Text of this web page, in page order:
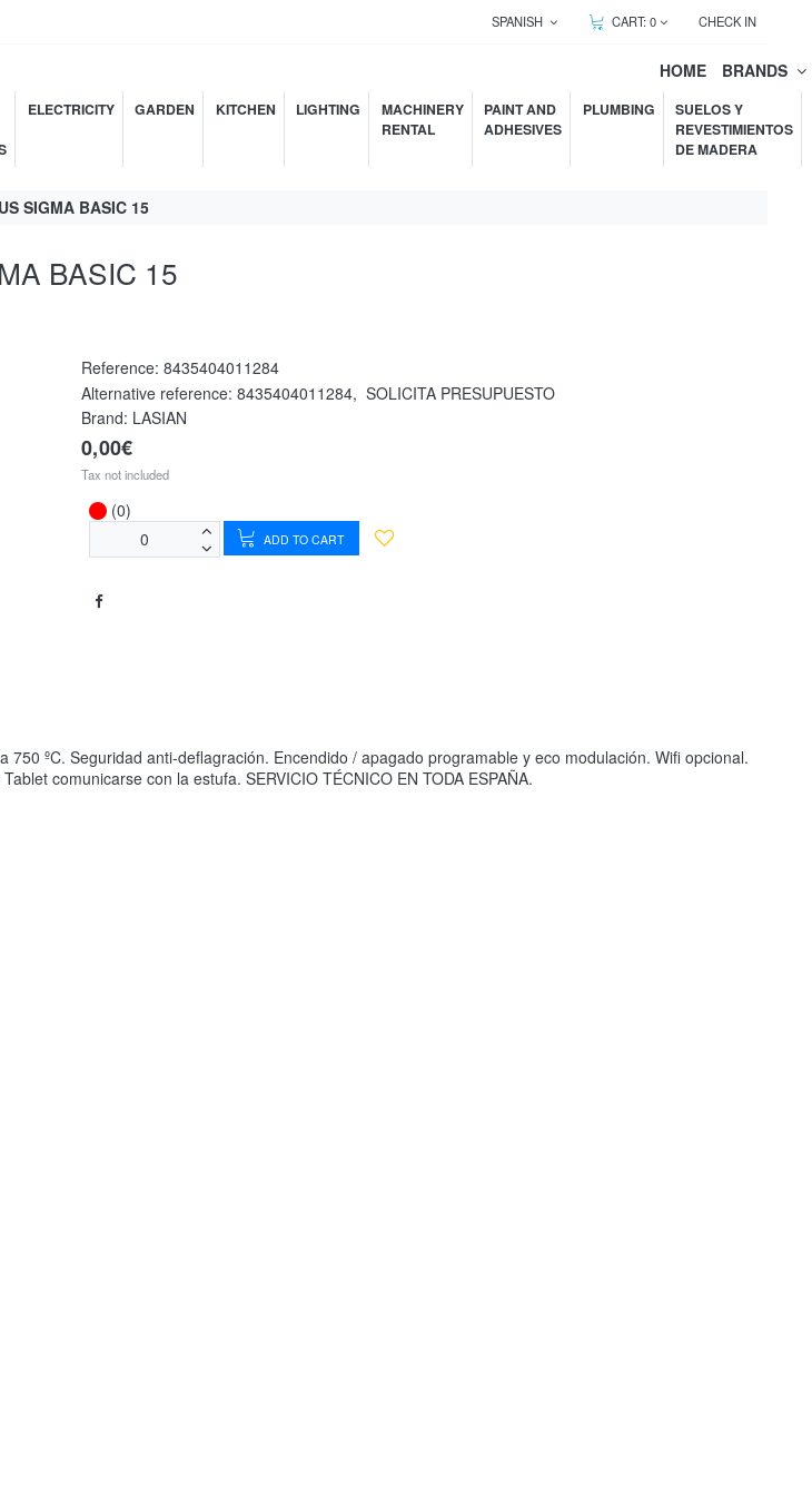
SPANISH CART:0 CHECK IN
HOME BRANDS
ELECTRICITY GARDEN KITCHEN LIGHTING
MACHINERY
RENTAL
PAINT AND
ADHESIVES
PLUMBING
SUELOS Y
REVESTIMIENTOS
DE MADERA
SIGMA BASIC 15
BASIC 15
Reference: 8435404011284
Alternative reference: 8435404011284, SOLICITA PRESUPUESTO
Brand: LASIAN
0,00€
Tax not included
(0)
ADD TO CART
ºC. Seguridad anti-deflagración. Encendido / apagado programable y eco modulación. Wifi opcional.
comunicarse con la estufa. SERVICIO TÉCNICO EN TODA ESPAÑA.